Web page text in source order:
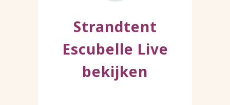
Strandtent
Escubelle Live
bekijken